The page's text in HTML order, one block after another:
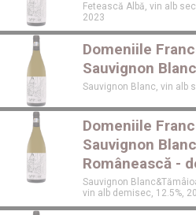
Fetească Albă, vin alb
2023
Domeniile
Sauvignon
Sauvignon Blanc, vin alb
Domeniile
Sauvignon
Românească -
Sauvignon
vin alb demisec, 12.5%,